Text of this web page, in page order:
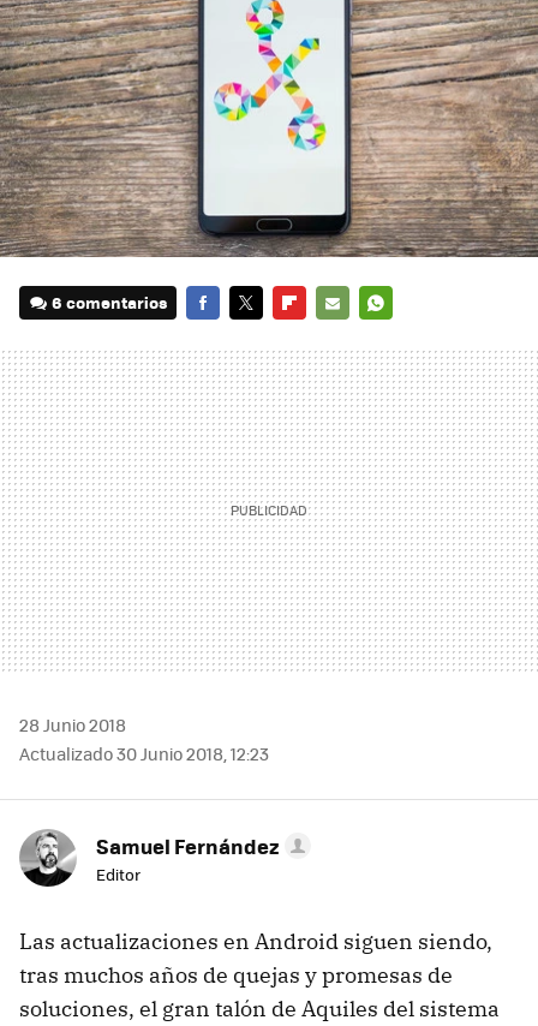
6 comentarios
MAIL
28 Junio 2018
Actualizado 30 Junio 2018, 12:23
Samuel Fernández
Editor
Las actualizaciones en Android siguen siendo,
tras muchos años de quejas y promesas de
soluciones, el gran talón de Aquiles del sistema